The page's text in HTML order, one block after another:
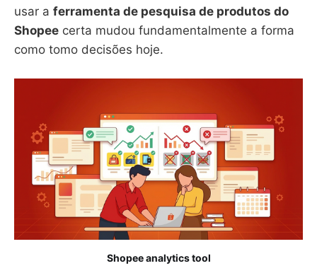
usar a ferramenta de pesquisa de produtos do
Shopee certa mudou fundamentalmente a forma
como tomo decisões hoje.
Shopee analytics tool